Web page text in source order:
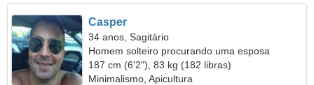
Casper
34 anos, Sagitário
Homem solteiro procurando uma esposa
187 cm (6'2"), 83 kg (182 libras)
Minimalismo, Apicultura